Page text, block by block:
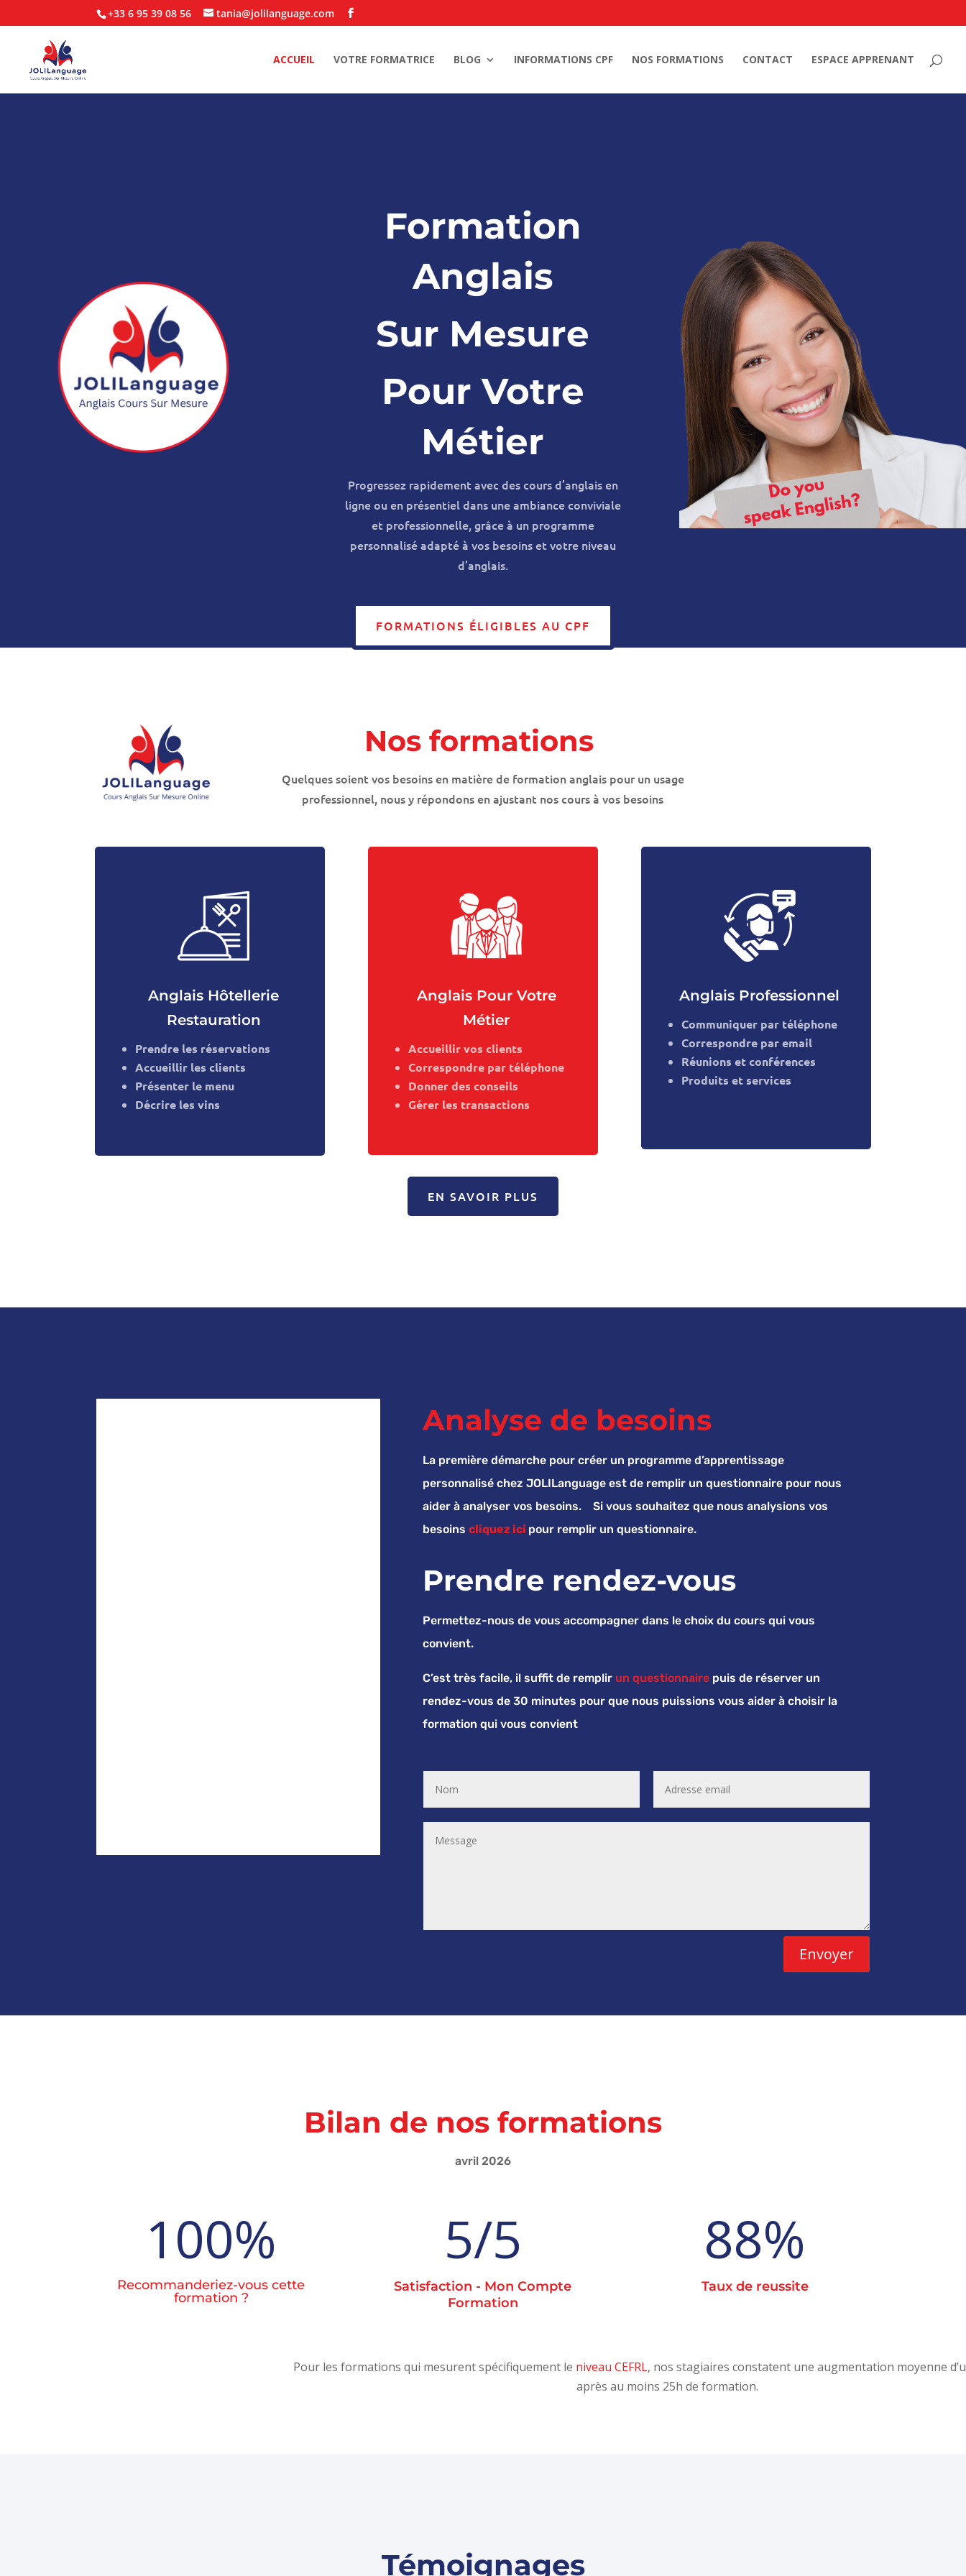
+33 6 95 39 08 56 tania@jolilanguage.com
ACCUEIL VOTRE FORMATRICE BLOG INFORMATIONS CPF NOS FORMATIONS CONTACT ESPACE APPRENANT
Formation
Anglais
Sur Mesure
Pour Votre
Métier
Progressez rapidement avec des cours d’anglais en
ligne ou en présentiel dans une ambiance conviviale
et professionnelle, grâce à un programme
personnalisé adapté à vos besoins et votre niveau
d’anglais.
FORMATIONS ÉLIGIBLES AU CPF
Nos formations
Quelques soient vos besoins en matière de formation anglais pour un usage
professionnel, nous y répondons en ajustant nos cours à vos besoins
Anglais Hôtellerie
Restauration
Prendre les réservations
Accueillir les clients
Présenter le menu
Décrire les vins
Anglais Pour Votre
Métier
Accueillir vos clients
Correspondre par téléphone
Donner des conseils
Gérer les transactions
EN SAVOIR PLUS
Anglais Professionnel
Communiquer par téléphone
Correspondre par email
Réunions et conférences
Produits et services
Analyse de besoins
La première démarche pour créer un programme d’apprentissage
personnalisé chez JOLILanguage est de remplir un questionnaire pour nous
aider à analyser vos besoins. Si vous souhaitez que nous analysions vos
besoins cliquez ici pour remplir un questionnaire.
Prendre rendez-vous
Permettez-nous de vous accompagner dans le choix du cours qui vous
convient.
C’est très facile, il suffit de remplir un questionnaire puis de réserver un
rendez-vous de 30 minutes pour que nous puissions vous aider à choisir la
formation qui vous convient
Envoyer
Bilan de nos formations
avril 2026
100%
Recommanderiez-vous cette
formation ?
5/5
Satisfaction - Mon Compte
Formation
88%
Taux de reussite
Pour les formations qui mesurent spécifiquement le niveau CEFRL, nos stagiaires constatent une augmentation moyenne
après au moins 25h de formation.
Témoignages